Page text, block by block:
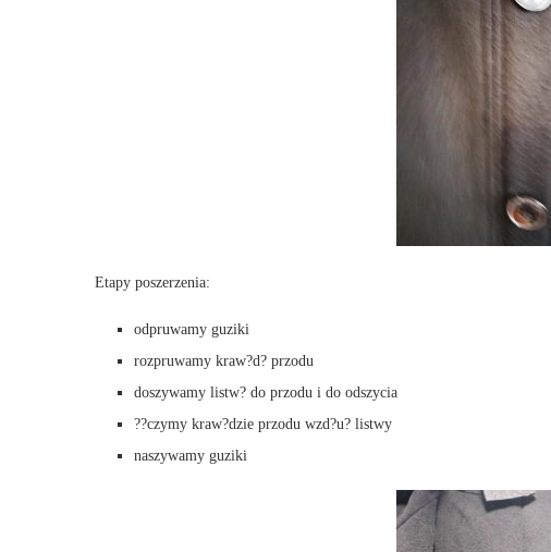
Etapy poszerzenia:
odpruwamy guziki
rozpruwamy kraw?d? przodu
doszywamy listw? do przodu i do odszycia
??czymy kraw?dzie przodu wzd?u? listwy
naszywamy guziki